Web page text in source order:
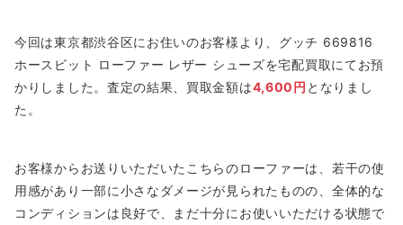
今回は東京都渋谷区にお住いのお客様より、グッチ 669816
ホースビット ローファー レザー シューズを宅配買取にてお預
かりしました。査定の結果、買取金額は4,600円 となりまし
た。
お客様からお送りいただいたこちらのローファーは、若干の使
用感があり一部に小さなダメージが見られたものの、全体的な
コンディションは良好で、まだ十分にお使いいただける状態で